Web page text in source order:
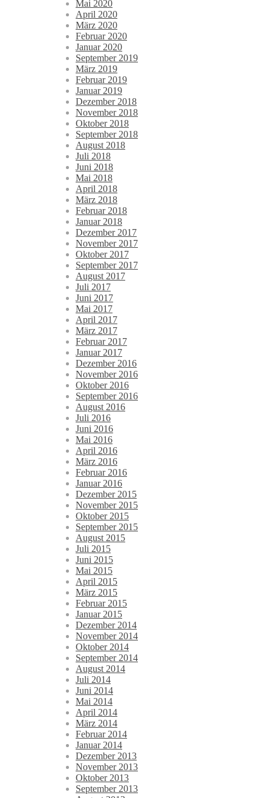
Mai 2020
April 2020
März 2020
Februar 2020
Januar 2020
September 2019
März 2019
Februar 2019
Januar 2019
Dezember 2018
November 2018
Oktober 2018
September 2018
August 2018
Juli 2018
Juni 2018
Mai 2018
April 2018
März 2018
Februar 2018
Januar 2018
Dezember 2017
November 2017
Oktober 2017
September 2017
August 2017
Juli 2017
Juni 2017
Mai 2017
April 2017
März 2017
Februar 2017
Januar 2017
Dezember 2016
November 2016
Oktober 2016
September 2016
August 2016
Juli 2016
Juni 2016
Mai 2016
April 2016
März 2016
Februar 2016
Januar 2016
Dezember 2015
November 2015
Oktober 2015
September 2015
August 2015
Juli 2015
Juni 2015
Mai 2015
April 2015
März 2015
Februar 2015
Januar 2015
Dezember 2014
November 2014
Oktober 2014
September 2014
August 2014
Juli 2014
Juni 2014
Mai 2014
April 2014
März 2014
Februar 2014
Januar 2014
Dezember 2013
November 2013
Oktober 2013
September 2013